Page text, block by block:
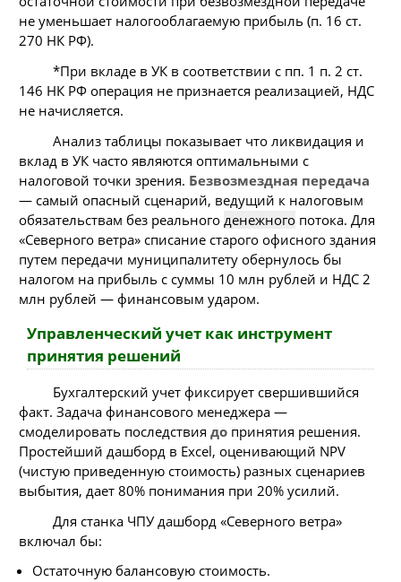
не уменьшает налогооблагаемую прибыль (п. 16 ст.
270 НК РФ).
*При вкладе в УК в соответствии с пп. 1 п. 2 ст.
146 НК РФ операция не признается реализацией, НДС
не начисляется.
Анализ таблицы показывает что ликвидация и
вклад в УК часто являются оптимальными с
налоговой точки зрения. Безвозмездная передача
— самый опасный сценарий, ведущий к налоговым
обязательствам без реального денежного потока. Для
«Северного ветра» списание старого офисного здания
путем передачи муниципалитету обернулось бы
налогом на прибыль с суммы 10 млн рублей и НДС 2
млн рублей — финансовым ударом.
Управленческий учет как инструмент
принятия решений
Бухгалтерский учет фиксирует свершившийся
факт. Задача финансового менеджера —
смоделировать последствия до принятия решения.
Простейший дашборд в Excel, оценивающий NPV
(чистую приведенную стоимость) разных сценариев
выбытия, дает 80% понимания при 20% усилий.
Для станка ЧПУ дашборд «Северного ветра»
включал бы:
Остаточную балансовую стоимость.